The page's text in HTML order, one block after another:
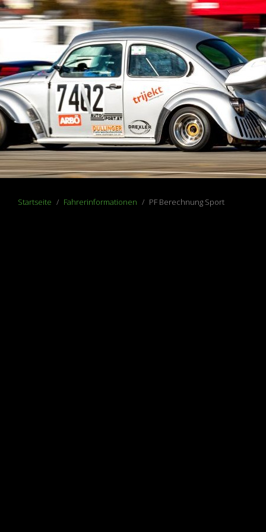
Startseite Fahrerinformationen PF Berechnung Sport